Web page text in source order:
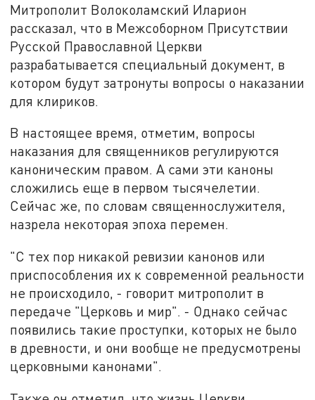
Митрополит Волоколамский Иларион
рассказал, что в Межсоборном Присутствии
Русской Православной Церкви
разрабатывается специальный документ, в
котором будут затронуты вопросы о наказании
для клириков.
В настоящее время, отметим, вопросы
наказания для священников регулируются
каноническим правом. А сами эти каноны
сложились еще в первом тысячелетии.
Сейчас же, по словам священнослужителя,
назрела некоторая эпоха перемен.
"С тех пор никакой ревизии канонов или
приспособления их к современной реальности
не происходило, - говорит митрополит в
передаче "Церковь и мир". - Однако сейчас
появились такие проступки, которых не было
в древности, и они вообще не предусмотрены
церковными канонами".